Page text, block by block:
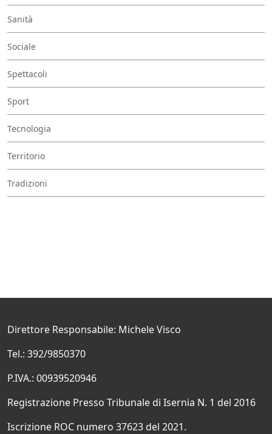
Sanità
Sociale
Spettacoli
Sport
Tecnologia
Territorio
Tradizioni
Direttore Responsabile: Michele Visco
Tel.: 392/9850370
P.IVA.: 00939520946
Registrazione Presso Tribunale di Isernia N. 1 del 2016
Iscrizione ROC numero 37623 del 2021.